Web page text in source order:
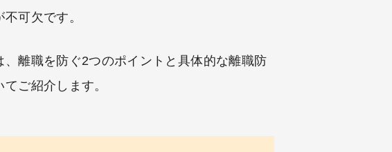
可欠です。
、離職を防ぐ2つのポイントと具体的な離職防
てご紹介します。